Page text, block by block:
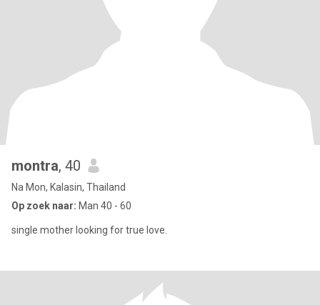
montra, 40
Na Mon, Kalasin, Thailand
Op zoek naar: Man 40 - 60
single mother looking for true love.